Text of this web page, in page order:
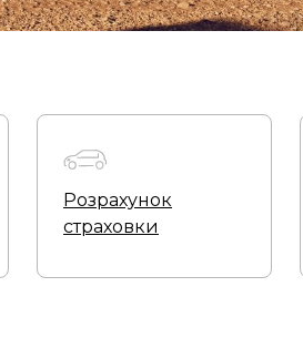
Розрахунок
страховки